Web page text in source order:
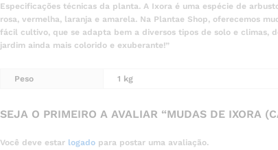
Especificações técnicas da planta. A Ixora é uma espécie de
rosa, vermelha, laranja e amarela. Na Plantae Shop, oferecemos
fácil cultivo, que se adapta bem a diversos tipos de solo e climas,
jardim ainda mais colorido e exuberante!”
Peso 1 kg
SEJA O PRIMEIRO A AVALIAR “MUDAS DE IXORA
Você deve estar logado para postar uma avaliação.